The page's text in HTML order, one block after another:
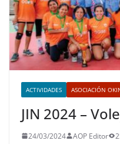
ACTIVIDADES ASOCIACIÓN
JIN 2024 –
24/03/2024 AOP Editor